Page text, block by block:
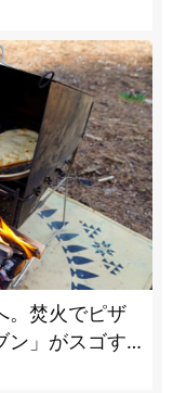
け】
。焚火でピザ
ン」がスゴす